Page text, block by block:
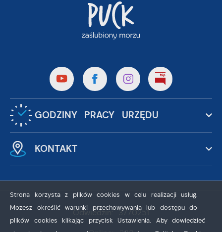
GODZINY PRACY URZĘDU
KONTAKT
Odwiedzin: 3770251
Strona korzysta z plików cookies w celu realizacji usług.
Możesz określić warunki przechowywania lub dostępu do
plików cookies klikając przycisk Ustawienia. Aby dowiedzieć